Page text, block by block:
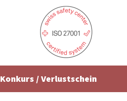
Konkurs / Verlustschein